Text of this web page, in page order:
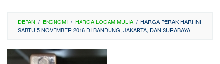
DEPAN / EKONOMI / HARGA LOGAM MULIA / HARGA PERAK HARI INI
SABTU 5 NOVEMBER 2016 DI BANDUNG, JAKARTA, DAN SURABAYA